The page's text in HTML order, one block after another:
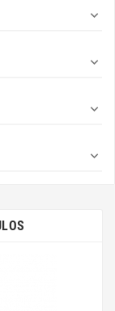



